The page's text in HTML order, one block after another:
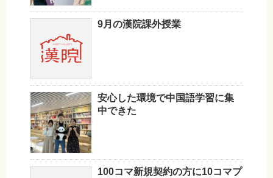
9月の漢院課外授業
安心した環境で中国語学習に集
中できた
100コマ新規契約の方に10コマプ